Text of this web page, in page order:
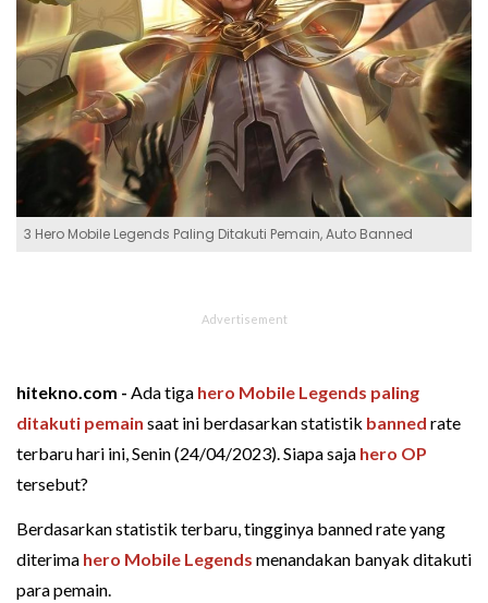
3 Hero Mobile Legends Paling Ditakuti Pemain, Auto Banned
hitekno.com - Ada tiga hero Mobile Legends paling
ditakuti pemain saat ini berdasarkan statistik banned rate
terbaru hari ini, Senin (24/04/2023). Siapa saja hero OP
tersebut?
Berdasarkan statistik terbaru, tingginya banned rate yang
diterima hero Mobile Legends menandakan banyak ditakuti
para pemain.